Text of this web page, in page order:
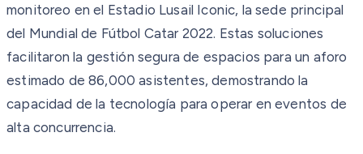
monitoreo en el Estadio Lusail Iconic, la sede principal
del Mundial de Fútbol Catar 2022. Estas soluciones
facilitaron la gestión segura de espacios para un aforo
estimado de 86,000 asistentes, demostrando la
capacidad de la tecnología para operar en eventos de
alta concurrencia.